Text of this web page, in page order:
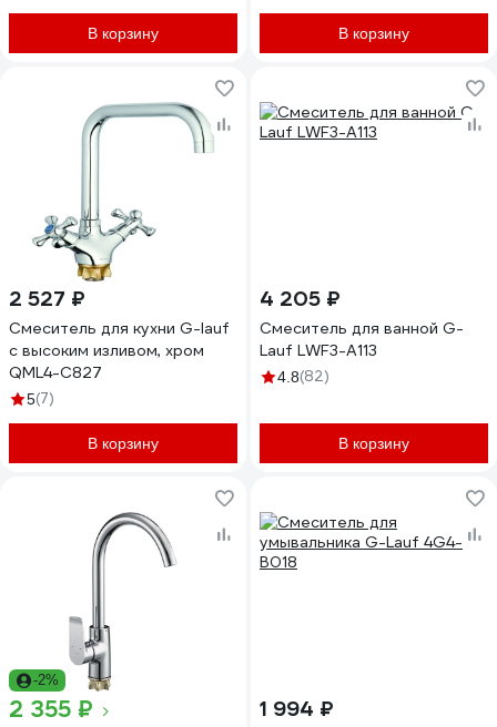
В корзину В корзину
2 527 ₽
Смеситель для кухни G-lauf
с высоким изливом, хром
QML4-C827
5(7)
В корзину
4 205 ₽
Смеситель для ванной G-
Lauf LWF3-A113
4.8(82)
В корзину
-2%
2 355 ₽ 1 994 ₽